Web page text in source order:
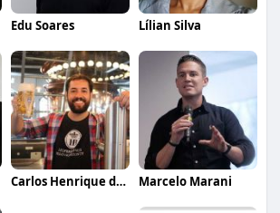
Edu Soares Lílian Silva
Carlos Henrique de Faria Vasconcelos Marcelo Marani